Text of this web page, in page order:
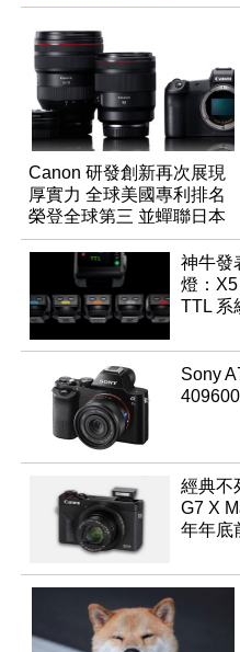
Canon 研發創新再次展現
厚實力 全球美國專利排名
榮登全球第三 並蟬聯日本
企業排名榜首
神牛發
燈：
TTL 系
Sony
經典不
G7 X
年年底